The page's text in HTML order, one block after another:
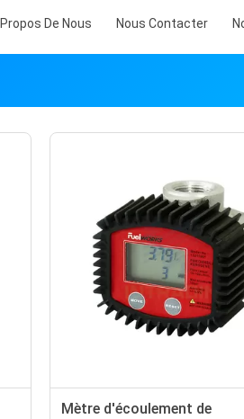
De Nous Nous Contacter
Mètre d'écoulement de